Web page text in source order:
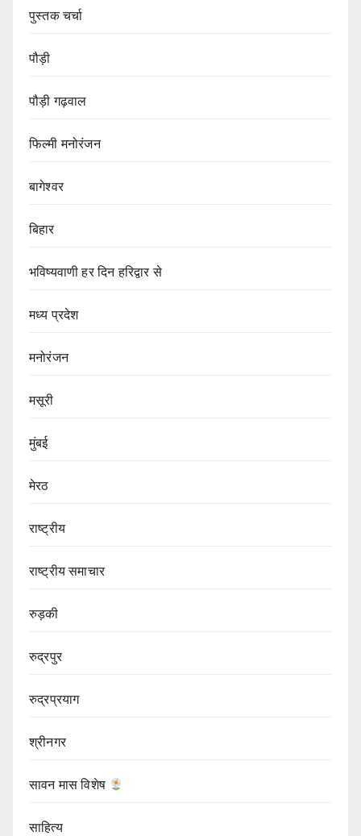
पुस्तक चर्चा
पौड़ी
पौड़ी गढ़वाल
फिल्मी मनोरंजन
बागेश्वर
बिहार
भविष्यवाणी हर दिन हरिद्वार से
मध्य प्रदेश
मनोरंजन
मसूरी
मुंबई
मेरठ
राष्ट्रीय
राष्ट्रीय समाचार
रुड़की
रुद्रपुर
रुद्रप्रयाग
श्रीनगर
सावन मास विशेष
साहित्य